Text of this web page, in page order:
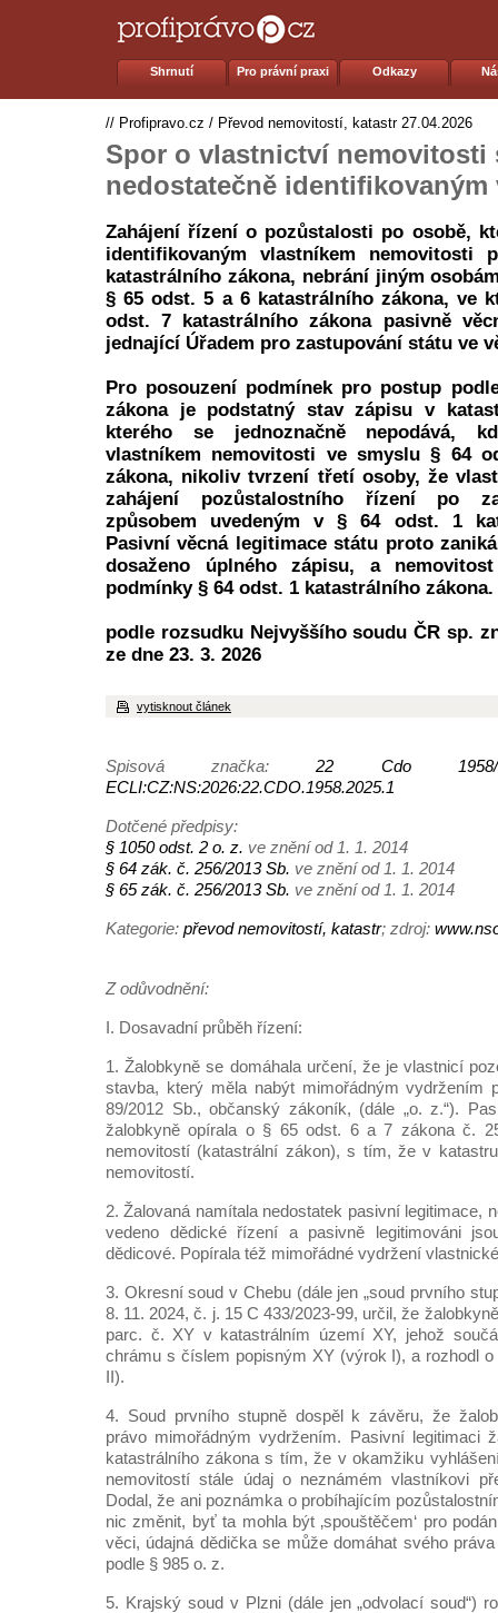
Shrnutí Pro právní praxi Odkazy
// Profipravo.cz / Převod nemovitostí, katastr27.04.2026
Spor o vlastnictví nemovitosti
nedostatečně identifikovaným
Zahájení řízení o pozůstalosti po osobě,
identifikovaným vlastníkem nemovitosti
katastrálního zákona, nebrání jiným
§ 65 odst. 5 a 6 katastrálního zákona, ve
odst. 7 katastrálního zákona pasivně
jednající Úřadem pro zastupování státu ve
Pro posouzení podmínek pro postup
zákona je podstatný stav zápisu v
kterého se jednoznačně nepodává,
vlastníkem nemovitosti ve smyslu § 64
zákona, nikoliv tvrzení třetí osoby, že
zahájení pozůstalostního řízení po
způsobem uvedeným v § 64 odst. 1
Pasivní věcná legitimace státu proto
dosaženo úplného zápisu, a
podmínky § 64 odst. 1 katastrálního zákona.
podle rozsudku Nejvyššího soudu ČR sp.
ze dne 23. 3. 2026
vytisknout článek
Spisová značka:22 Cdo
ECLI:CZ:NS:2026:22.CDO.1958.2025.1
Dotčené předpisy:
§ 1050 odst. 2 o. z. ve znění od 1. 1. 2014
§ 64 zák. č. 256/2013 Sb. ve znění od 1. 1. 2014
§ 65 zák. č. 256/2013 Sb. ve znění od 1. 1. 2014
Kategorie: převod nemovitostí, katastr; zdroj:
Z odůvodnění:
I. Dosavadní průběh řízení:
1. Žalobkyně se domáhala určení, že je vlastnicí
stavba, který měla nabýt mimořádným vydržením
89/2012 Sb., občanský zákoník, (dále „o. z.“).
žalobkyně opírala o § 65 odst. 6 a 7 zákona č.
nemovitostí (katastrální zákon), s tím, že v
nemovitostí.
2. Žalovaná namítala nedostatek pasivní legitimace,
vedeno dědické řízení a pasivně legitimováni
dědicové. Popírala též mimořádné vydržení
3. Okresní soud v Chebu (dále jen „soud prvního
8. 11. 2024, č. j. 15 C 433/2023-99, určil, že
parc. č. XY v katastrálním území XY, jehož
chrámu s číslem popisným XY (výrok I), a rozhodl
II).
4. Soud prvního stupně dospěl k závěru, že
právo mimořádným vydržením. Pasivní legitimaci
katastrálního zákona s tím, že v okamžiku
nemovitostí stále údaj o neznámém vlastníkovi
Dodal, že ani poznámka o probíhajícím
nic změnit, byť ta mohla být ‚spouštěčem‘ pro
věci, údajná dědička se může domáhat svého
podle § 985 o. z.
5. Krajský soud v Plzni (dále jen „odvolací soud“)